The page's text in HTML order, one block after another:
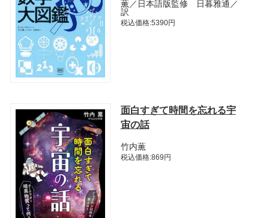
薫／日本語版監修 日暮雅通／
訳
税込価格:5390円
面白すぎて時間を忘れる宇
宙の話
竹内薫
税込価格:869円